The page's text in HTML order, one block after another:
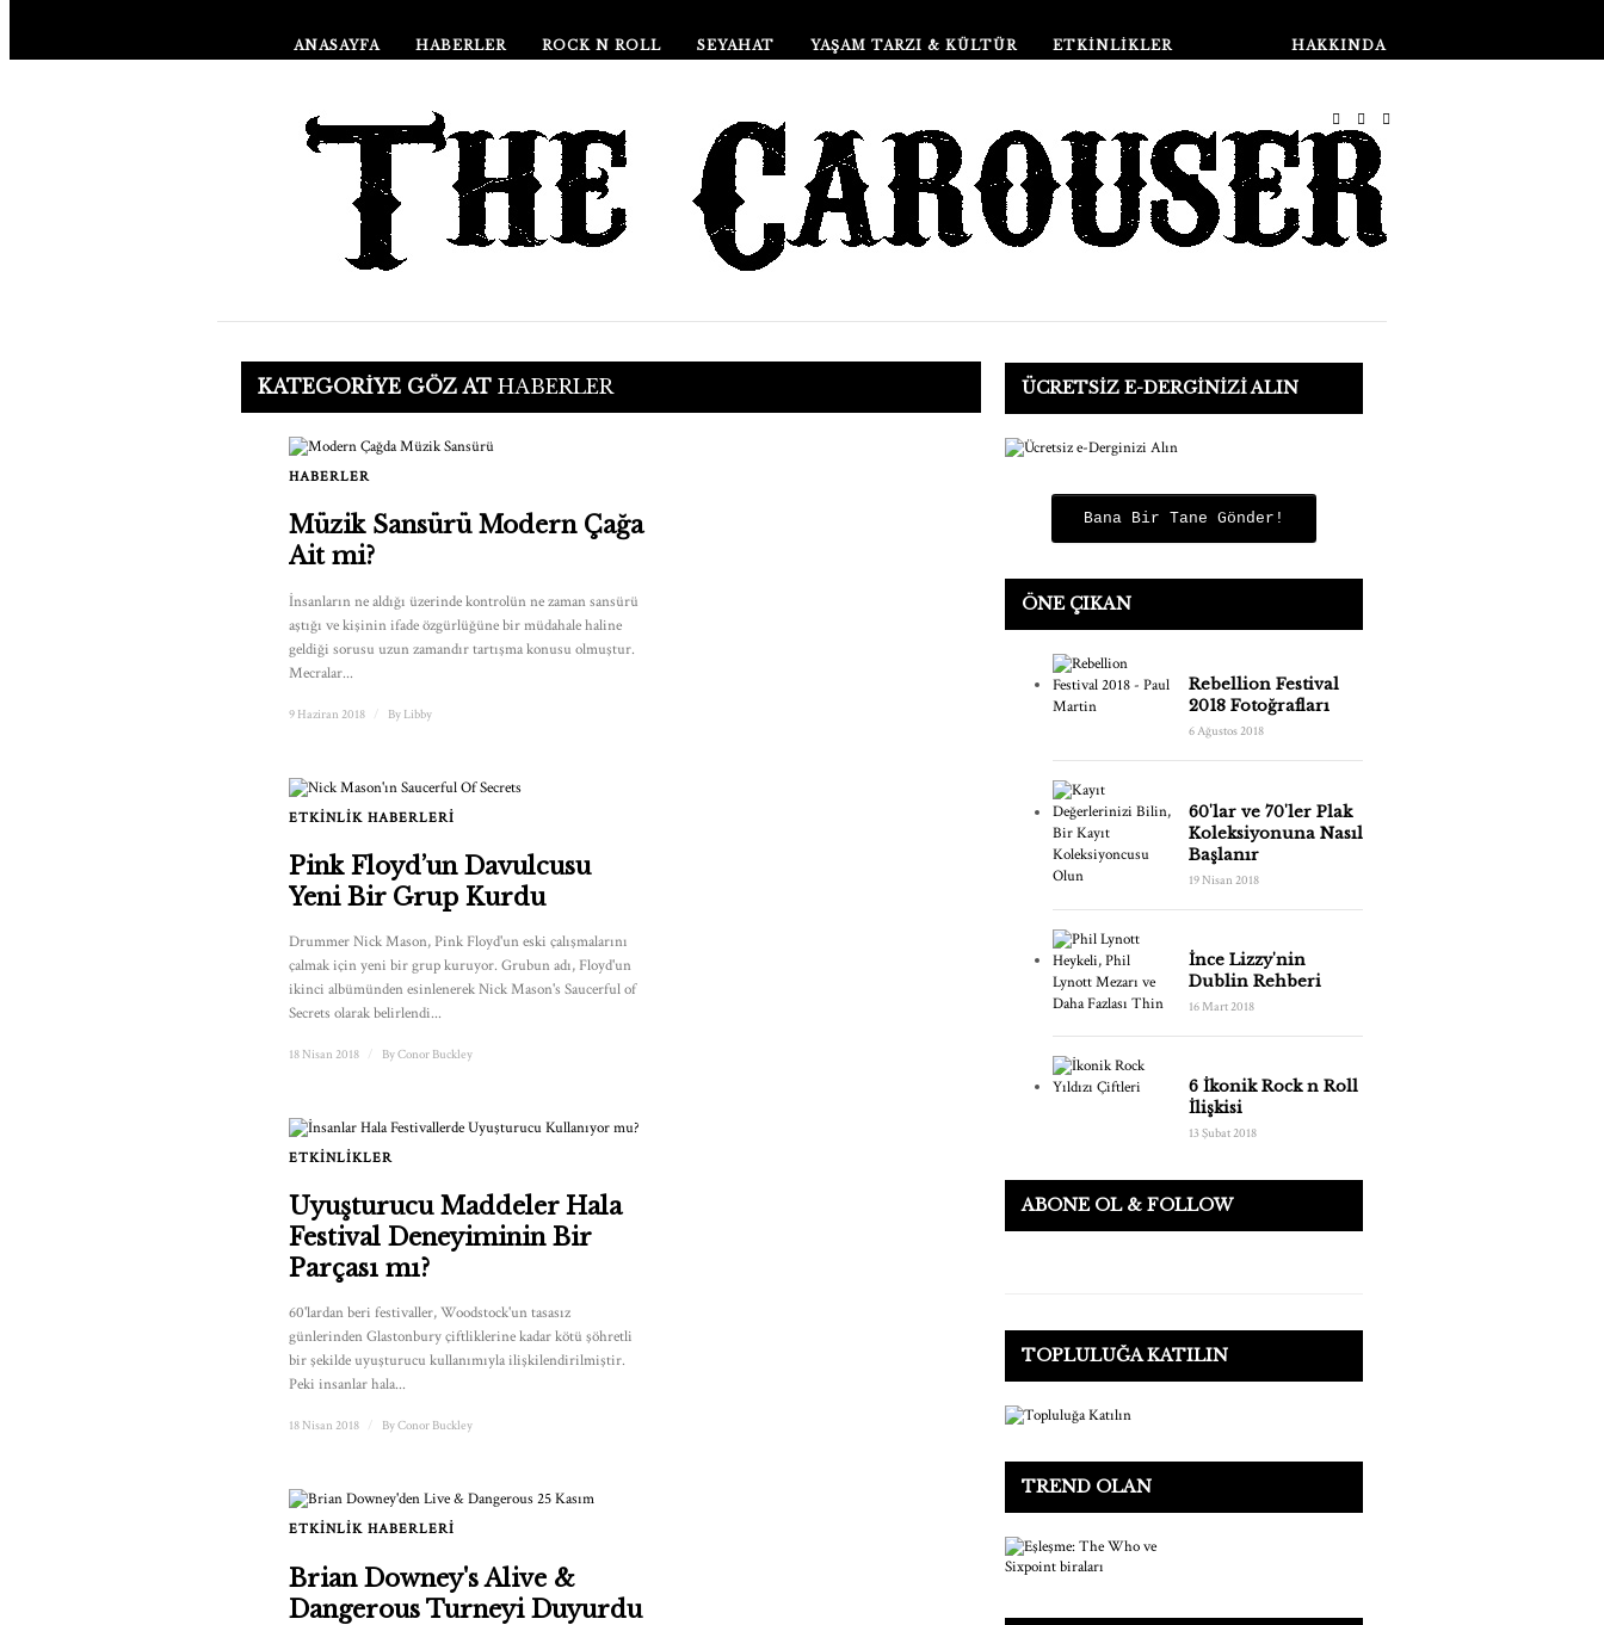
ANASAYFA HABERLER ROCK N ROLL SEYAHAT YAŞAM TARZI & KÜLTÜR ETKINLIKLER HAKKINDA
KATEGORIYE GÖZ AT HABERLER
HABERLER
Müzik Sansürü Modern Çağa
Ait mi?
İnsanların ne aldığı üzerinde kontrolün ne zaman sansürü
aştığı ve kişinin ifade özgürlüğüne bir müdahale haline
geldiği sorusu uzun zamandır tartışma konusu olmuştur.
Mecralar...
9 Haziran 2018 By Libby
ETKINLIK HABERLERI
Pink Floyd’un Davulcusu
Yeni Bir Grup Kurdu
Drummer Nick Mason, Pink Floyd'un eski çalışmalarını
çalmak için yeni bir grup kuruyor. Grubun adı, Floyd'un
ikinci albümünden esinlenerek Nick Mason's Saucerful of
Secrets olarak belirlendi...
18 Nisan 2018 ByConor Buckley
ETKINLIKLER
Uyuşturucu Maddeler Hala
Festival Deneyiminin Bir
Parçası mı?
60'lardan beri festivaller, Woodstock'un tasasız
günlerinden Glastonbury çiftliklerine kadar kötü şöhretli
bir şekilde uyuşturucu kullanımıyla ilişkilendirilmiştir.
Peki insanlar hala...
18 Nisan 2018 ByConor Buckley
ETKINLIK HABERLERI
Brian Downey's Alive &
Dangerous Turneyi Duyurdu
ÜCRETSIZ E-DERGINIZI ALIN
Bana Bir Tane Gönder!
ÖNE ÇIKAN
Rebellion Festival
2018 Fotoğrafları
6 Ağustos 2018
60'lar ve 70'ler Plak
Koleksiyonuna Nasıl
Başlanır
19 Nisan 2018
İnce Lizzy'nin
Dublin Rehberi
16 Mart 2018
6 İkonik Rock n Roll
İlişkisi
13 Şubat 2018
ABONE OL & FOLLOW
TOPLULUĞA KATILIN
TREND OLAN